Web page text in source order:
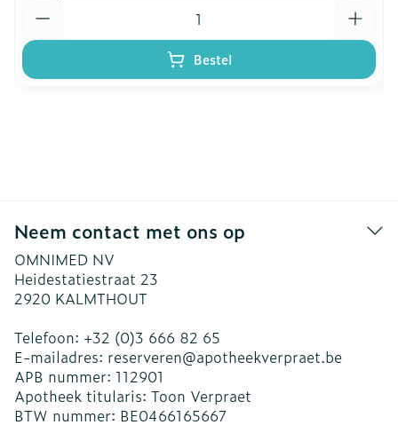
Bestel
Neem contact met ons op
OMNIMED NV
Heidestatiestraat 23
2920 KALMTHOUT
Telefoon: +32 (0)3 666 82 65
E-mailadres: reserveren@apotheekverpraet.be
APB nummer: 112901
Apotheek titularis: Toon Verpraet
BTW nummer: BE0466165667